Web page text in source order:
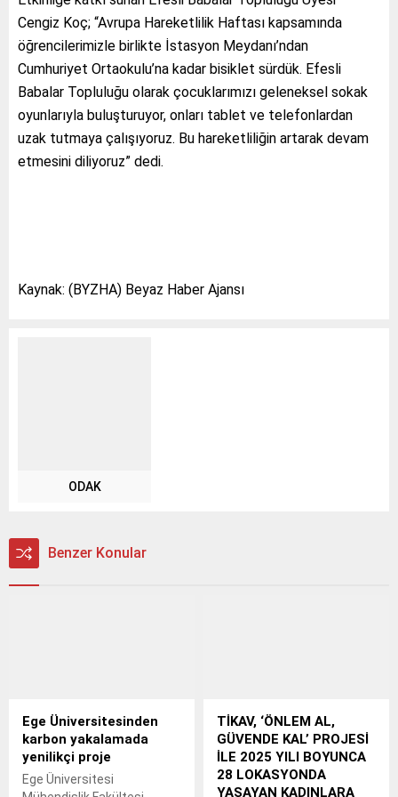
Cengiz Koç; “Avrupa Hareketlilik Haftası kapsamında
öğrencilerimizle birlikte İstasyon Meydanı’ndan
Cumhuriyet Ortaokulu’na kadar bisiklet sürdük. Efesli
Babalar Topluluğu olarak çocuklarımızı geleneksel sokak
oyunlarıyla buluşturuyor, onları tablet ve telefonlardan
uzak tutmaya çalışıyoruz. Bu hareketliliğin artarak devam
etmesini diliyoruz” dedi.
Kaynak: (BYZHA) Beyaz Haber Ajansı
ODAK
Benzer Konular
Ege Üniversitesinden
karbon yakalamada
yenilikçi proje
Ege Üniversitesi
TİKAV, ‘ÖNLEM AL,
GÜVENDE KAL’ PROJESİ
İLE 2025 YILI BOYUNCA
28 LOKASYONDA
YAŞAYAN KADINLARA